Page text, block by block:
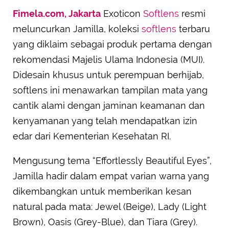
Fimela.com, Jakarta Exoticon Softlens resmi
meluncurkan Jamilla, koleksi softlens terbaru
yang diklaim sebagai produk pertama dengan
rekomendasi Majelis Ulama Indonesia (MUI).
Didesain khusus untuk perempuan berhijab,
softlens ini menawarkan tampilan mata yang
cantik alami dengan jaminan keamanan dan
kenyamanan yang telah mendapatkan izin
edar dari Kementerian Kesehatan RI.
Mengusung tema “Effortlessly Beautiful Eyes”,
Jamilla hadir dalam empat varian warna yang
dikembangkan untuk memberikan kesan
natural pada mata: Jewel (Beige), Lady (Light
Brown), Oasis (Grey-Blue), dan Tiara (Grey).